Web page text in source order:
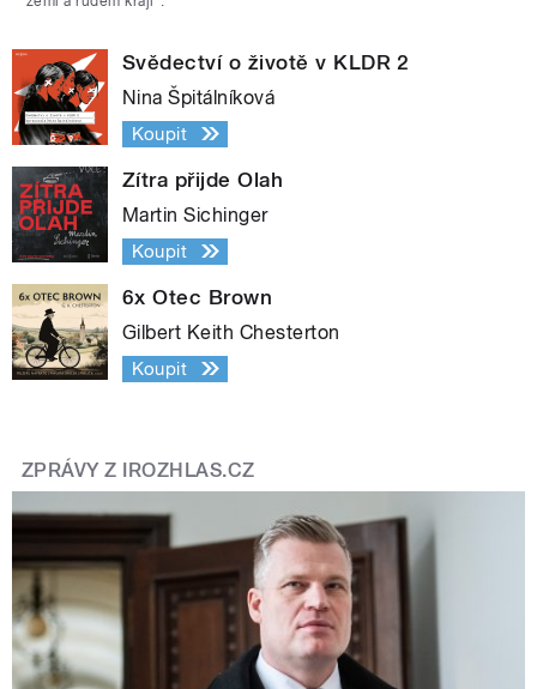
Svědectví o životě v KLDR 2
Nina Špitálníková
Koupit
Zítra přijde Olah
Martin Sichinger
Koupit
6x Otec Brown
Gilbert Keith Chesterton
Koupit
ZPRÁVY Z IROZHLAS.CZ